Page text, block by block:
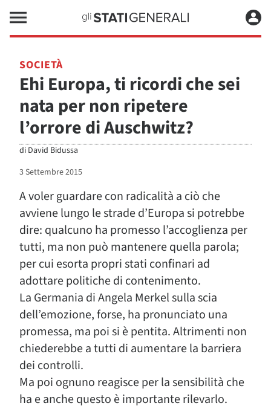
SOCIETÀ
Ehi Europa, ti ricordi che sei
nata per non ripetere
l’orrore di Auschwitz?
di David Bidussa
3 Settembre 2015
A voler guardare con radicalità a ciò che
avviene lungo le strade d’Europa si potrebbe
dire: qualcuno ha promesso l’accoglienza per
tutti, ma non può mantenere quella parola;
per cui esorta propri stati confinari ad
adottare politiche di contenimento.
La Germania di Angela Merkel sulla scia
dell’emozione, forse, ha pronunciato una
promessa, ma poi si è pentita. Altrimenti non
chiederebbe a tutti di aumentare la barriera
dei controlli.
Ma poi ognuno reagisce per la sensibilità che
ha e anche questo è importante rilevarlo.